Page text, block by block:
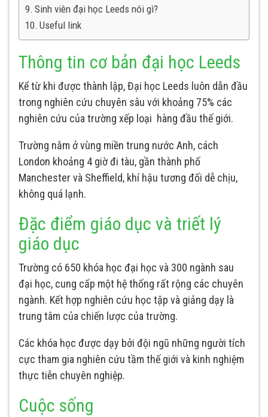
Sinh viên đại học Leeds nói gì?
Useful link
Thông tin cơ bản đại học Leeds
Kể từ khi được thành lập, Đại học Leeds luôn dẫn đầu
trong nghiên cứu chuyên sâu với khoảng 75% các
nghiên cứu của trường xếp loại hàng đầu thế giới.
Trường nằm ở vùng miền trung nước Anh, cách
London khoảng 4 giờ đi tàu, gần thành phố
Manchester và Sheffield, khí hậu tương đối dễ chịu,
không quá lạnh.
Đặc điểm giáo dục và triết lý
giáo dục
Trường có 650 khóa học đại học và 300 ngành sau
đại học, cung cấp một hệ thống rất rộng các chuyên
ngành. Kết hợp nghiên cứu học tập và giảng dạy là
trung tâm của chiến lược của trường.
Các khóa học được dạy bởi đội ngũ những người tích
cực tham gia nghiên cứu tầm thế giới và kinh nghiệm
thực tiễn chuyên nghiệp.
Cuộc sống